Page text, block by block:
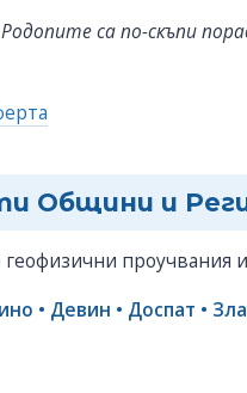
са по-скъпи
Общини и
проучвания
• Девин • Доспат •